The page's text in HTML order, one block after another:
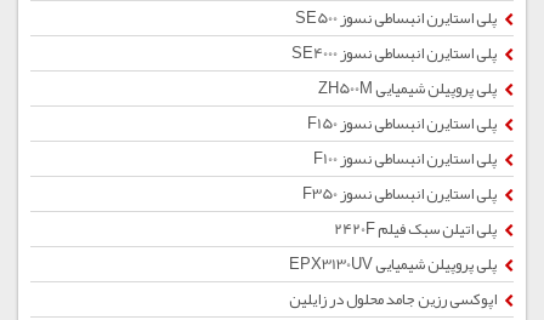
پلی استایرن انبساطی نسوز SE500
پلی استایرن انبساطی نسوز SE4000
پلی پروپیلن شیمیایی ZH500M
پلی استایرن انبساطی نسوز F150
پلی استایرن انبساطی نسوز F100
پلی استایرن انبساطی نسوز F350
پلی اتیلن سبک فیلم 2420F
پلی پروپیلن شیمیایی EPX3130UV
اپوکسی رزین جامد محلول در زایلین